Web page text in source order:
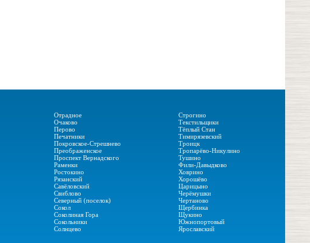
Отрадное
Очаково
Перово
Печатники
Покровское-Стрешнево
Преображенское
Проспект Вернадского
Раменки
Ростокино
Рязанский
Савёловский
Свиблово
Северный (поселок)
Сокол
Соколиная Гора
Сокольники
Солнцево
Строгино
Текстильщики
Тёплый Стан
Тимирязевский
Троицк
Тропарёво-Никулино
Тушино
Фили-Давыдково
Ховрино
Хорошёво
Царицыно
Черёмушки
Чертаново
Щербинка
Щукино
Южнопортовый
Ярославский